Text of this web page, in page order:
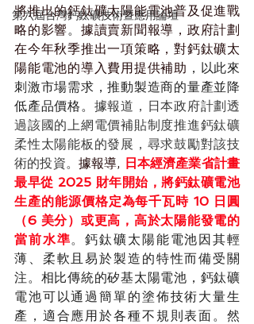
第六屆台灣鈣鈦礦技術暨應用論壇
將推出的鈣鈦礦太陽能電池普及促進戰
略的影響。 據讀賣新聞報導，政府計劃
在今年秋季推出一項策略，對鈣鈦礦太
陽能電池的導入費用提供補助 ，以此來
刺激市場需求，推動製造商的量產並降
低產品價格。 據報道，日本政府計劃透
過該國的上網電價補貼制度推進鈣鈦礦
柔性太陽能板的發展，尋求鼓勵對該技
術的投資。 據報導, 日本經濟產業省計畫
最早從 2025 財年開始，將鈣鈦礦電池
生產的能源價格定為每千瓦時 10 日圓
（6 美分）或更高，高於太陽能發電的
當前水準。鈣鈦礦太陽能電池因其輕
薄、柔軟且易於製造的特性而備受關
注。相比傳統的矽基太陽電池，鈣鈦礦
電池可以通過簡單的塗佈技術大量生
產，適合應用於各種不規則表面。然